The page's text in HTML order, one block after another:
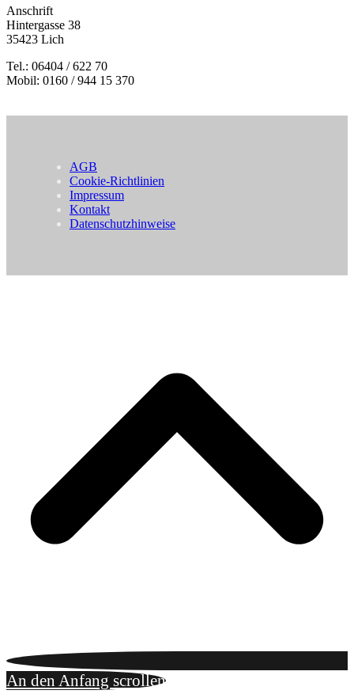
Anschrift
Hintergasse 38
35423 Lich
Tel.: 06404 / 622 70
Mobil: 0160 / 944 15 370
AGB
Cookie-Richtlinien
Impressum
Kontakt
Datenschutzhinweise
An den Anfang scrollen